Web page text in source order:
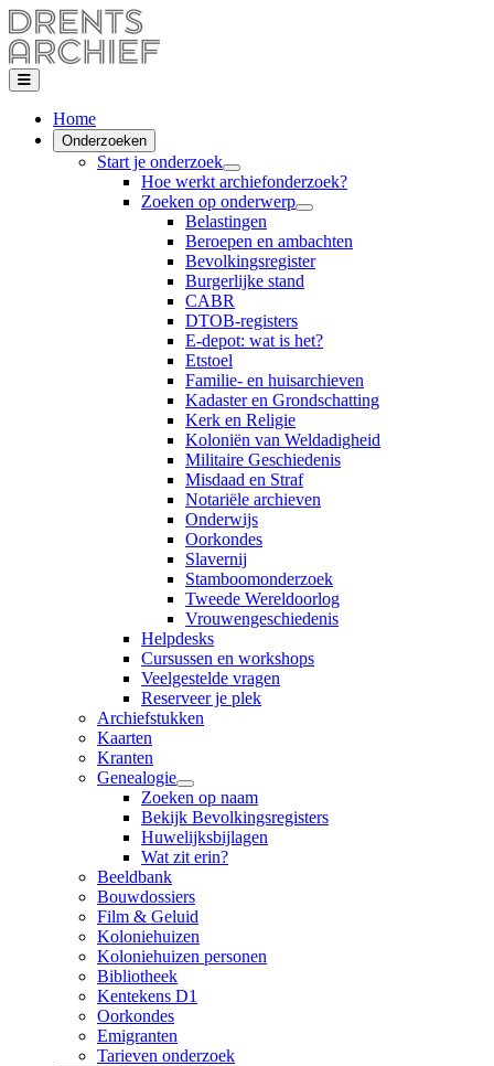
Home
Onderzoeken
Start je onderzoek
Hoe werkt archiefonderzoek?
Zoeken op onderwerp
Belastingen
Beroepen en ambachten
Bevolkingsregister
Burgerlijke stand
CABR
DTOB-registers
E-depot: wat is het?
Etstoel
Familie- en huisarchieven
Kadaster en Grondschatting
Kerk en Religie
Koloniën van Weldadigheid
Militaire Geschiedenis
Misdaad en Straf
Notariële archieven
Onderwijs
Oorkondes
Slavernij
Stamboomonderzoek
Tweede Wereldoorlog
Vrouwengeschiedenis
Helpdesks
Cursussen en workshops
Veelgestelde vragen
Reserveer je plek
Archiefstukken
Kaarten
Kranten
Genealogie
Zoeken op naam
Bekijk Bevolkingsregisters
Huwelijksbijlagen
Wat zit erin?
Beeldbank
Bouwdossiers
Film & Geluid
Koloniehuizen
Koloniehuizen personen
Bibliotheek
Kentekens D1
Oorkondes
Emigranten
Tarieven onderzoek